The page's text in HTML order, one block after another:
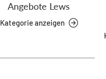
Angebote Lews
Kategorie anzeigen